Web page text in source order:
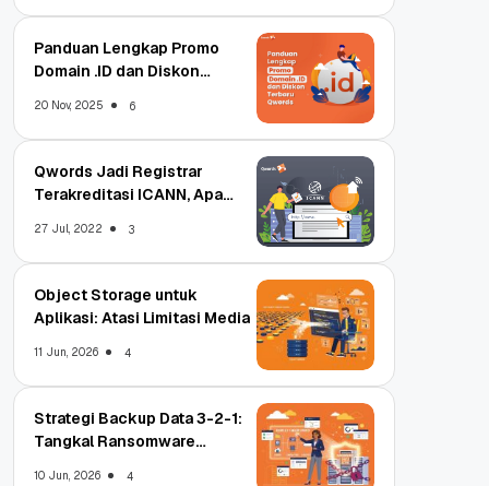
Panduan Lengkap Promo
Domain .ID dan Diskon
20 Nov, 2025 6
Qwords Jadi Registrar
Terakreditasi ICANN, Apa
27 Jul, 2022 3
Object Storage untuk
Aplikasi: Atasi Limitasi Media
11 Jun, 2026 4
Strategi Backup Data 3-2-1:
Tangkal Ransomware
10 Jun, 2026 4